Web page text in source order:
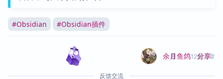
#Obsidian #Obsidian插件
余月鱼鸽12篇文章
0 0 分享
反馈交流